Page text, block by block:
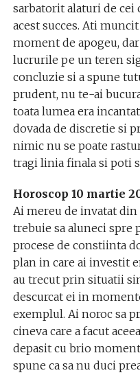
sarbatorit alaturi de cei
acest succes. Ati
moment de apogeu,
lucrurile pe un teren
concluzie si a spune
prudent, nu te-ai
toata lumea era
dovada de discretie si
nimic nu se poate
tragi linia finala si poti
Horoscop 10 martie
Ai mereu de invatat
trebuie sa aluneci spre
procese de constiinta
plan in care ai investit
au trecut prin situatii
descurcat ei in
exemplul. Ai noroc sa
cineva care a facut
depasit cu brio
spune ca sa nu duci